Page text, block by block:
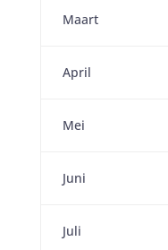
Maart
April
Mei
Juni
Juli